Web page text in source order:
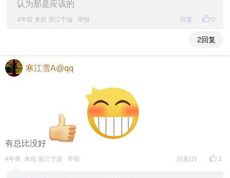
认为那是应该的
0
4年前 来自 浙江宁波 举报 回复
2回复
寒江雪A@qq
有总比没好
2
4年前 来自 浙江宁波 举报 回复 (2)